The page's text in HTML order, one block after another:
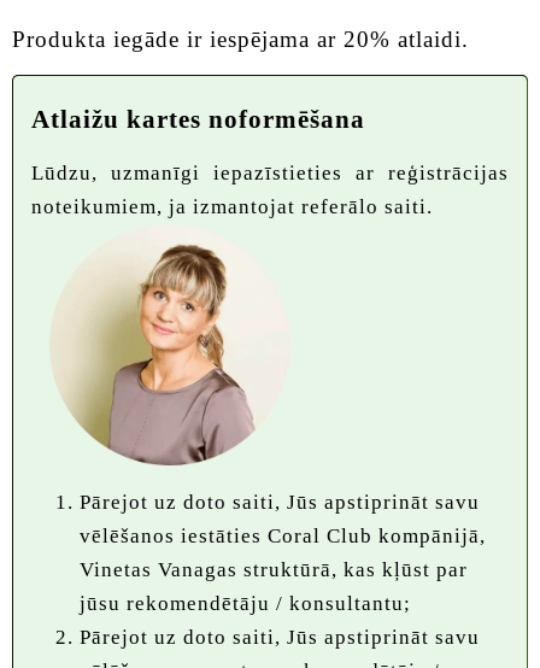
Produkta iegāde ir iespējama ar 20% atlaidi.
Atlaižu kartes noformēšana
Lūdzu, uzmanīgi iepazīstieties ar reģistrācijas
noteikumiem, ja izmantojat referālo saiti.
Pārejot uz doto saiti, Jūs apstiprināt savu
vēlēšanos iestāties Coral Club kompānijā,
Vinetas Vanagas struktūrā, kas kļūst par
jūsu rekomendētāju / konsultantu;
Pārejot uz doto saiti, Jūs apstiprināt savu